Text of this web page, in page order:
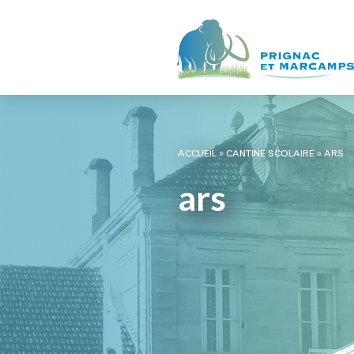
ACCUEIL»CANTINE SCOLAIRE»ARS
ars